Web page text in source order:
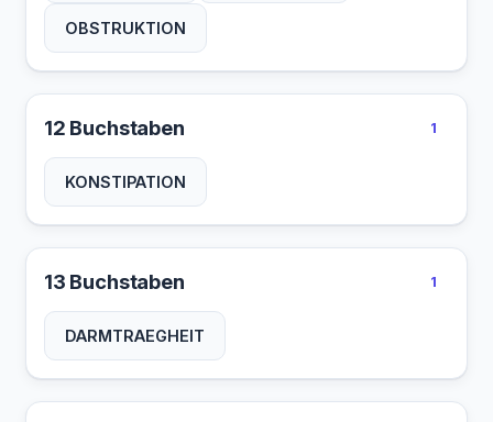
OBSTRUKTION
12 Buchstaben 1
KONSTIPATION
13 Buchstaben 1
DARMTRAEGHEIT